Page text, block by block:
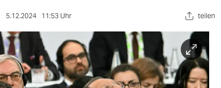
sport
berlin
nord
5.12.2024 11:53 Uhr teilen